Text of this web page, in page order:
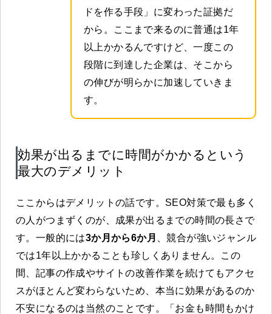
ドを作る手段」に変わった証拠だ
から。ここまで来るのに普通は1年
以上かかるんですけど、一度この
段階に到達した企業は、そこから
の伸びが明らかに加速していきま
す。
効果が出るまでに時間がかかるという
最大のデメリット
ここからはデメリットの話です。SEO対策で最も多く
の人がつまずくのが、成果が出るまでの時間の長さで
す。一般的には3か月から6か月
、競合が強いジャンル
では1年以上かかることも珍しくありません。この
間、記事の作成やサイトの改善作業を続けてもアクセ
スがほとんど変わらないため、本当に効果があるのか
不安になるのは当然のことです。「お金も時間もかけ